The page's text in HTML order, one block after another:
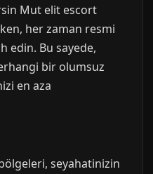
Mut elit escort
her zaman resmi
edin. Bu sayede,
bir olumsuz
en aza
seyahatinizin